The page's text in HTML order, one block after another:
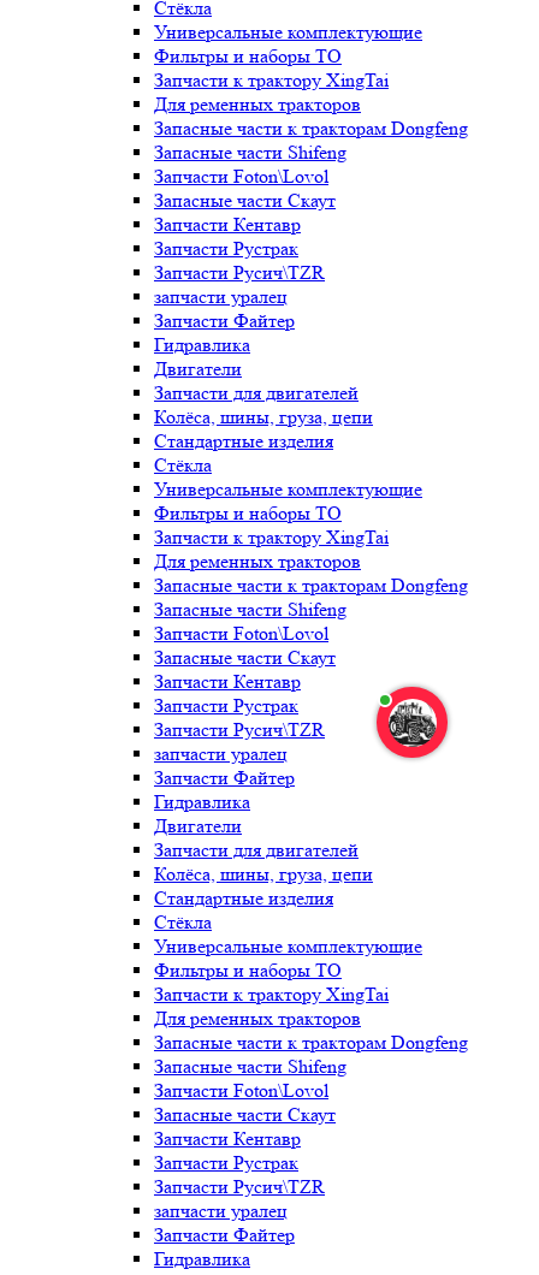
Стёкла
Универсальные комплектующие
Фильтры и наборы ТО
Запчасти к трактору XingTai
Для ременных тракторов
Запасные части к тракторам Dongfeng
Запасные части Shifeng
Запчасти Foton\Lovol
Запасные части Скаут
Запчасти Кентавр
Запчасти Рустрак
Запчасти Русич\TZR
запчасти уралец
Запчасти Файтер
Гидравлика
Двигатели
Запчасти для двигателей
Колёса, шины, груза, цепи
Стандартные изделия
Стёкла
Универсальные комплектующие
Фильтры и наборы ТО
Запчасти к трактору XingTai
Для ременных тракторов
Запасные части к тракторам Dongfeng
Запасные части Shifeng
Запчасти Foton\Lovol
Запасные части Скаут
Запчасти Кентавр
Запчасти Рустрак
Запчасти Русич\TZR
запчасти уралец
Запчасти Файтер
Гидравлика
Двигатели
Запчасти для двигателей
Колёса, шины, груза, цепи
Стандартные изделия
Стёкла
Универсальные комплектующие
Фильтры и наборы ТО
Запчасти к трактору XingTai
Для ременных тракторов
Запасные части к тракторам Dongfeng
Запасные части Shifeng
Запчасти Foton\Lovol
Запасные части Скаут
Запчасти Кентавр
Запчасти Рустрак
Запчасти Русич\TZR
запчасти уралец
Запчасти Файтер
Гидравлика